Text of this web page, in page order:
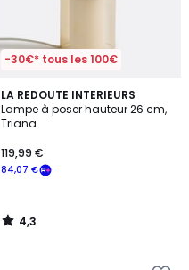
-30€* tous les 100€
LA REDOUTE INTERIEURS
Lampe à poser hauteur 26 cm,
Triana
84,07 €
119,99 €
4,3
/ 5
4,3
/